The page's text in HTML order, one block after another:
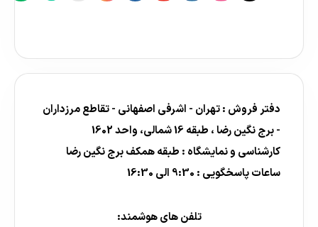
دفتر فروش : تهران - اشرفی اصفهانی - تقاطع مرزداران
- برج نگین رضا ، طبقه 16 شمالی، واحد 1602
کارشناسی و نمایشگاه : طبقه همکف برج نگین رضا
ساعات پاسخگویی : 9:30 الی 16:30
تلفن های هوشمند: